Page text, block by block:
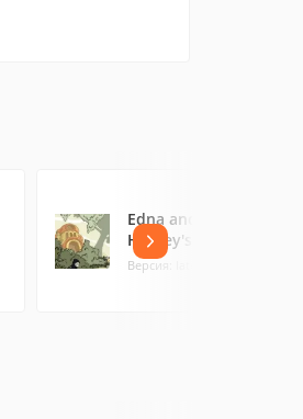
Edna and Harvey:
Harvey's New Eyes
Версия: latest